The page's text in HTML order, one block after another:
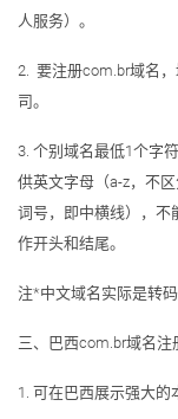
人服务）。
2. 要注册com.br域名
司。
3. 个别域名最低1个字
供英文字母（a-z，不
词号，即中横线），不
作开头和结尾。
注*中文域名实际是转码
三、巴西com.br域名注
1. 可在巴西展示强大的